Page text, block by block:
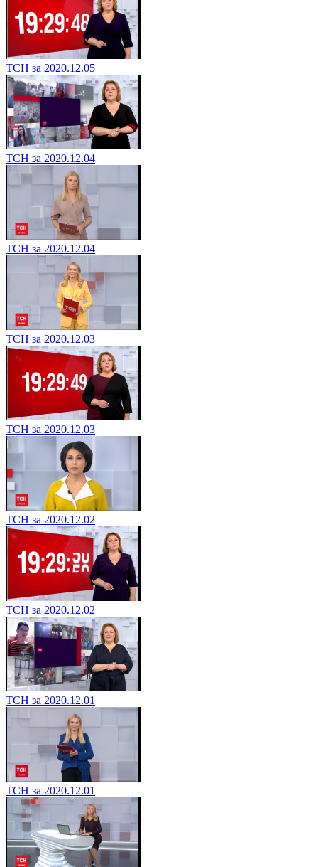
ТСН за 2020.12.05
ТСН за 2020.12.04
ТСН за 2020.12.04
ТСН за 2020.12.03
ТСН за 2020.12.03
ТСН за 2020.12.02
ТСН за 2020.12.02
ТСН за 2020.12.01
ТСН за 2020.12.01